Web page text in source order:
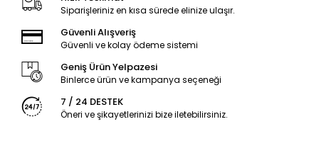
Siparişleriniz en kısa sürede elinize ulaşır.
Güvenli Alışveriş
Güvenli ve kolay ödeme sistemi
Geniş Ürün Yelpazesi
Binlerce ürün ve kampanya seçeneği
7 / 24 DESTEK
Öneri ve şikayetlerinizi bize iletebilirsiniz.